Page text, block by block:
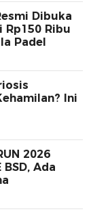
Dibuka
Rp150 Ribu
Padel
Ini
2026
Ada